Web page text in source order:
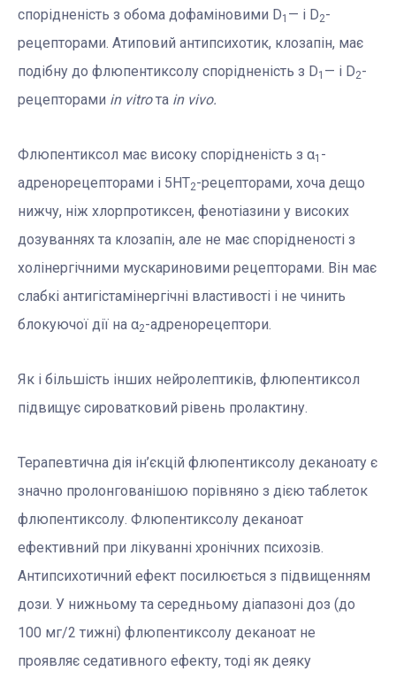
спорідненість з обома дофаміновими D1 — і D2-
рецепторами. Атиповий антипсихотик, клозапін, має
подібну до флюпентиксолу спорідненість з D1 — і D2-
рецепторами in vitroта in vivo.
Флюпентиксол має високу спорідненість з α1 -
адренорецепторами і 5НТ2-рецепторами, хоча дещо
нижчу, ніж хлорпротиксен, фенотіазини у високих
дозуваннях та клозапін, але не має спорідненості з
холінергічними мускариновими рецепторами. Він має
слабкі антигістамінергічні властивості і не чинить
блокуючої дії на α2-адренорецептори.
Як і більшість інших нейролептиків, флюпентиксол
підвищує сироватковий рівень пролактину.
Терапевтична дія ін’єкцій флюпентиксолу деканоату є
значно пролонгованішою порівняно з дією таблеток
флюпентиксолу. Флюпентиксолу деканоат
ефективний при лікуванні хронічних психозів.
Антипсихотичний ефект посилюється з підвищенням
дози. У нижньому та середньому діапазоні доз (до
100 мг/2 тижні) флюпентиксолу деканоат не
проявляє седативного ефекту, тоді як деяку